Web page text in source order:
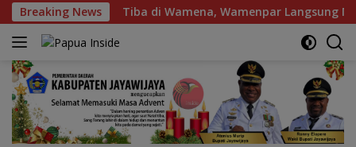
Langsung
ke
konten
Breaking NewsTiba di Wamena, Wamenpar Langsung